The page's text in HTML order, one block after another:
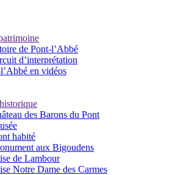
de Pont-l’Abbé
d’interprétation
en vidéos
des Barons du Pont
habité
aux Bigoudens
de Lambour
Notre Dame des Carmes